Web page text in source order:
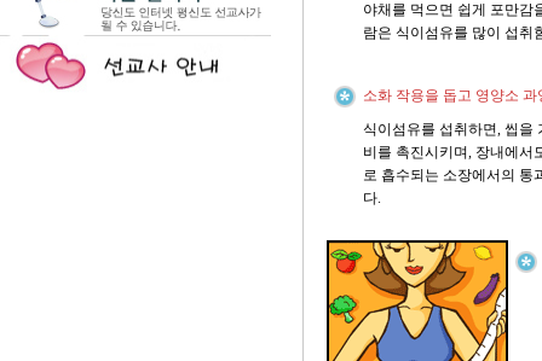
야채를 먹으면 쉽게 포만감
람은 식이섬유를 많이 섭취
소화 작용을 돕고 영양소 과
식이섬유를 섭취하면, 씹을
비를 촉진시키며, 장내에서
로 흡수되는 소장에서의 통
다.